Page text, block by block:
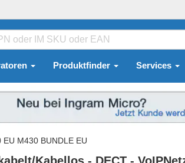
Produktfinder Services
EU M430 BUNDLE EU